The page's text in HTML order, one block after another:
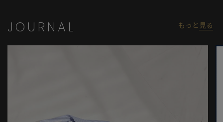
JOURNAL もっと 見る